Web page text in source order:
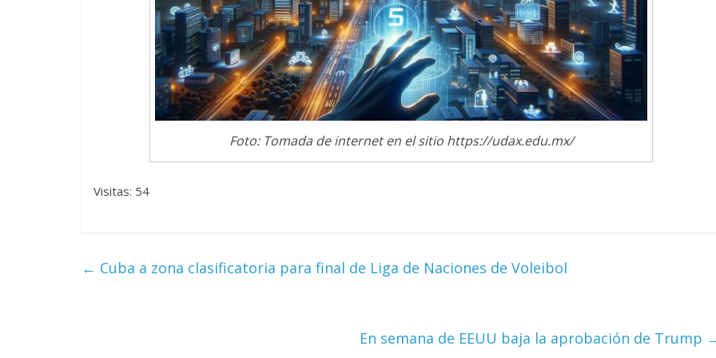
Foto: Tomada de internet en el sitio https://udax.edu.mx/
Visitas: 54
← Cuba a zona clasificatoria para final de Liga de Naciones de Voleibol
En semana de EEUU baja la aprobación de Trump